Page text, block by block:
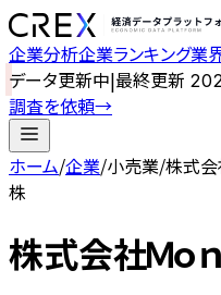
企業分析企業ランキング業
データ更新中|最終更新
調査を依頼→
ホーム/企業/小売業/株式会
株
株式会社Ｍｏ